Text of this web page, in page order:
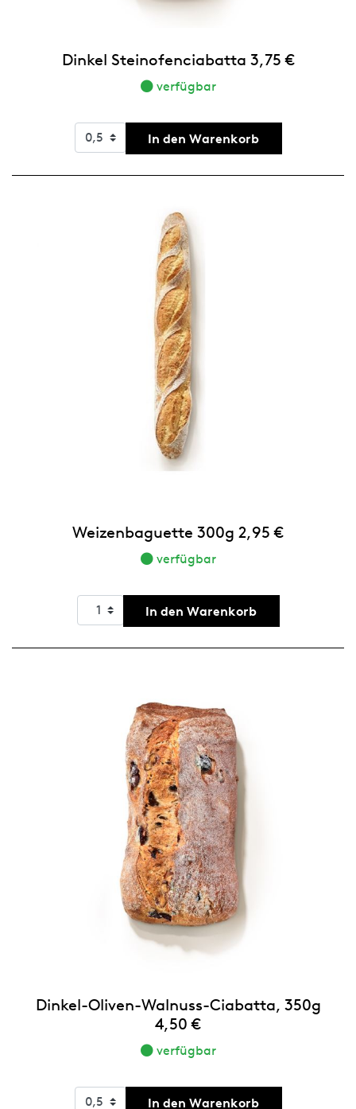
Dinkel Steinofenciabatta 3,75 €
verfügbar
In den Warenkorb
Weizenbaguette 300g 2,95 €
verfügbar
In den Warenkorb
Dinkel-Oliven-Walnuss-Ciabatta, 350g
4,50 €
verfügbar
In den Warenkorb